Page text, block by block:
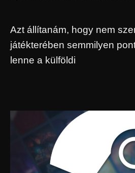
Azt állítanám, hogy nem
játékterében semmilyen
lenne a külföldi